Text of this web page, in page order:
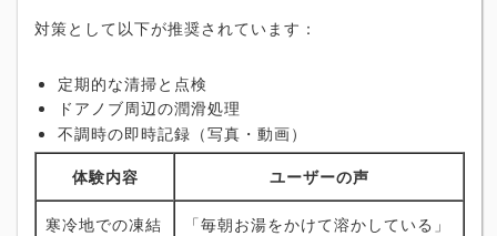
対策として以下が推奨されています：
定期的な清掃と点検
ドアノブ周辺の潤滑処理
不調時の即時記録（写真・動画）
体験内容
ユーザーの声
寒冷地での凍結 「毎朝お湯をかけて溶かしている」